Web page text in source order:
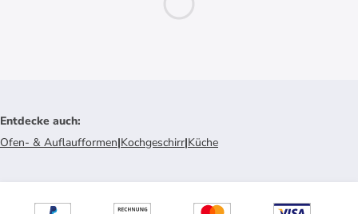
Entdecke auch:
Ofen- & Auflaufformen|Kochgeschirr|Küche